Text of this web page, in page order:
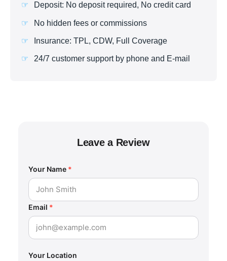
Deposit: No deposit required, No credit card
No hidden fees or commissions
Insurance: TPL, CDW, Full Coverage
24/7 customer support by phone and E-mail
Leave a Review
Your Name *
Email *
Your Location